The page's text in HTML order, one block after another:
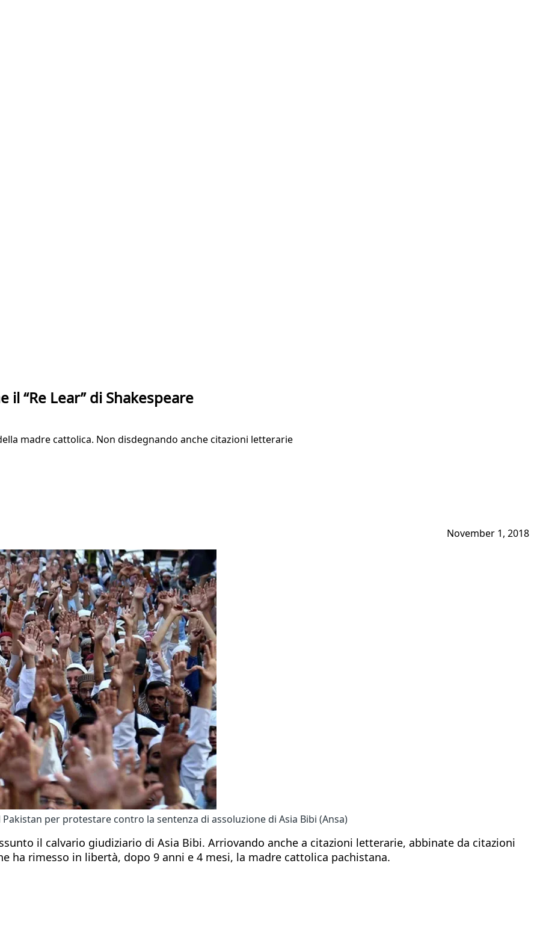
“Re Lear” di Shakespeare
madre cattolica. Non disdegnando anche citazioni letterarie
November 1, 2018
per protestare contro la sentenza di assoluzione di Asia Bibi (Ansa)
il calvario giudiziario di Asia Bibi. Arriovando anche a citazioni letterarie, abbinate da citazioni
ha rimesso in libertà, dopo 9 anni e 4 mesi, la madre cattolica pachistana.